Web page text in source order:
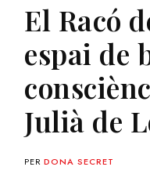
El Racó
espai de
Julià de
PER DONA SECRET